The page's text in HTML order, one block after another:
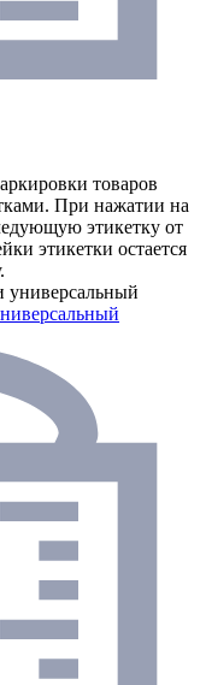
товаров
При нажатии на
этикетку от
этикетки остается